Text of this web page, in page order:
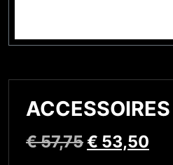
€57,75€ 53,50